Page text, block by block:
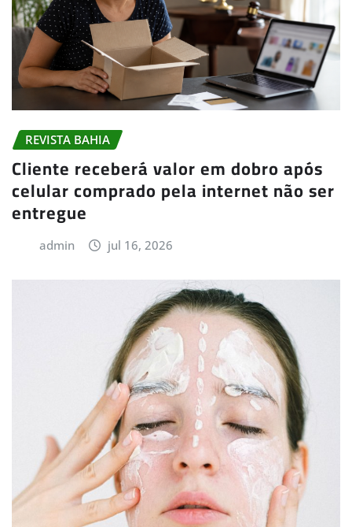
REVISTA BAHIA
Cliente receberá valor em dobro após
celular comprado pela internet não ser
entregue
admin jul 16, 2026